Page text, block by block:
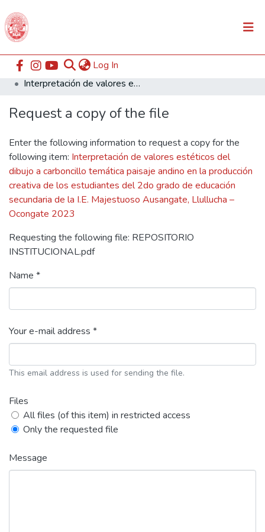
Log In
Communities & Collections
All of DSpace
Statistics
Home ESABAC
Facultad de Educación
Interpretación de valores estéticos del dibujo a carboncillo temática paisaje andino en la producción creativa de los estudiantes del 2do grado de educación secundaria de la I.E. Majestuoso Ausangate, Llullucha – Ocongate 2023
Request a copy of the file
Enter the following information to request a copy for the
following item: Interpretación de valores estéticos del
dibujo a carboncillo temática paisaje andino en la producción
creativa de los estudiantes del 2do grado de educación
secundaria de la I.E. Majestuoso Ausangate, Llullucha –
Ocongate 2023
Requesting the following file: REPOSITORIO
INSTITUCIONAL.pdf
Name *
Your e-mail address *
This email address is used for sending the file.
Files
All files (of this item) in restricted access
Only the requested file
Message